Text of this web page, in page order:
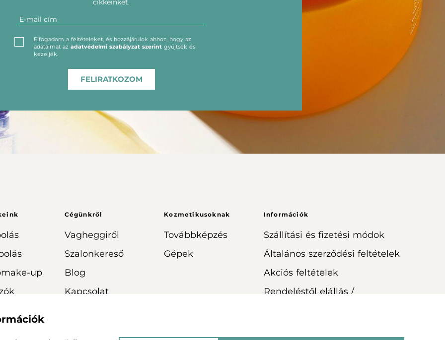
cikkeinket.
Elfogadom a feltételeket, és hozzájárulok ahhoz, hogy az
adataimat az adatvédelmi szabályzat szerint gyűjtsék és
kezeljék.
FELIRATKOZOM
up
Cégünkről
Vagheggiről
Szalonkereső
Blog
Kapcsolat
Kozmetikusoknak
Továbbképzés
Gépek
Információk
Szállítási és fizetési módok
Általános szerződési feltételek
Akciós feltételek
Rendeléstől elállás /